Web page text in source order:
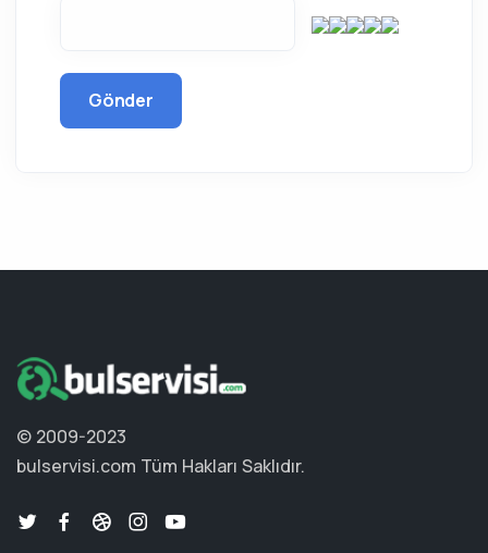
Gönder
© 2009-2023
bulservisi.com Tüm Hakları Saklıdır.